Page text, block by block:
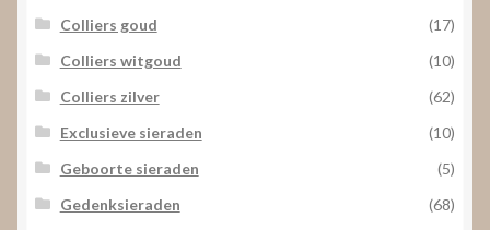
Colliers goud
(17)
Colliers witgoud
(10)
Colliers zilver
(62)
Exclusieve sieraden
(10)
Geboorte sieraden
(5)
Gedenksieraden
(68)